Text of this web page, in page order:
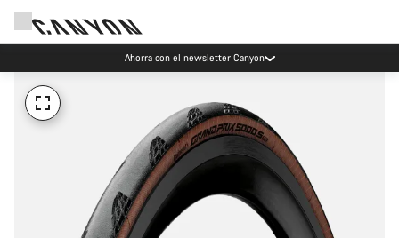
Ahorra con el newsletter Canyon